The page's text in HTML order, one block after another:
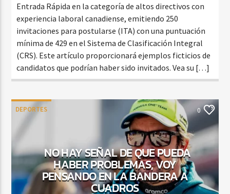
Entrada Rápida en la categoría de altos directivos con
experiencia laboral canadiense, emitiendo 250
invitaciones para postularse (ITA) con una puntuación
mínima de 429 en el Sistema de Clasificación Integral
(CRS). Este artículo proporcionará ejemplos ficticios de
candidatos que podrían haber sido invitados. Vea su […]
DEPORTES 0
NO HAY SEÑAL DE QUE PUEDA
HABER PROBLEMAS, VOY
PENSANDO EN LA BANDERA A
CUADROS